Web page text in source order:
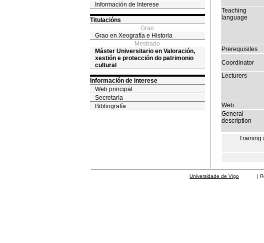
Información de Interese
Titulacións
Grao
Grao en Xeografía e Historia
Mestrado
Máster Universitario en Valoración,
xestión e protección do patrimonio
cultural
Información de interese
Web principal
Secretaría
Bibliografía
Teaching
language
Prerequisites
Coordinator
Lecturers
Web
General
description
Training
Universidade de Vigo |